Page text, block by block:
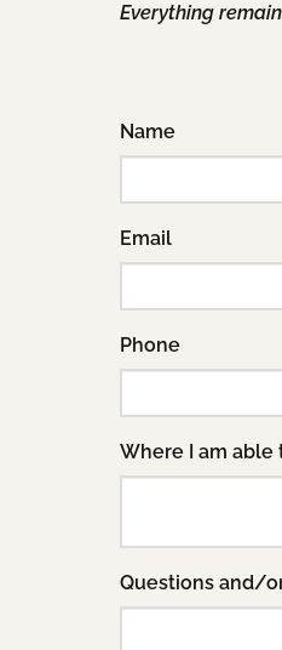
Everything
Name
Email
Phone
Where I am able
Questions and/